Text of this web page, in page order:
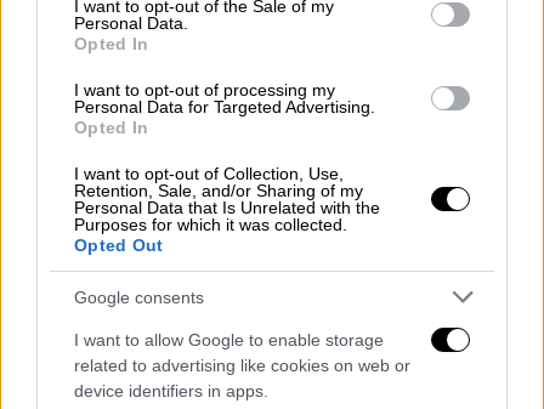
I want to opt-out of the Sale of my
Personal Data.
Opted In
I want to opt-out of processing my
Personal Data for Targeted Advertising.
Opted In
I want to opt-out of Collection, Use,
Retention, Sale, and/or Sharing of my
Personal Data that Is Unrelated with the
Purposes for which it was collected.
Opted Out
Google consents
I want to allow Google to enable storage
related to advertising like cookies on web or
device identifiers in apps.
μπορούν να απολαύσουν οι δικαιούχοι του
κοινωνικού τουρισμού
Ιστιαίας-Αιδηψού και Μαντουδίου-Λίμνης-
Αγίας Άννας), καθώς και των
Ενοτήτων Μαγνησίας, Καρδίτσας, Λάρισας,
Τρικάλων και Έβρου.
Παράλληλα, έως 10 διανυκτερεύσεις, με
μηδενική ιδιωτική συμμετοχή, δικαιούνται
όσοι εξαργυρώσουν τα voucher σε
καταλύματα των νησιώνΛέρος, Λέσβος,
Χίος, Κως, Σάμος και Ρόδος